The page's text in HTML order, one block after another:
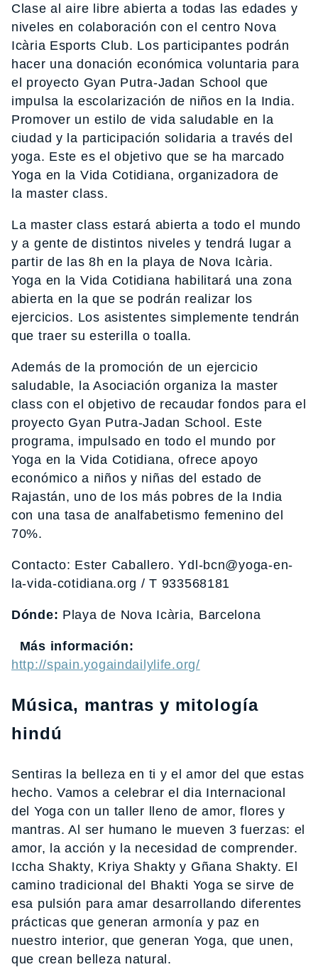
Clase al aire libre abierta a todas las edades y
niveles en colaboración con el centro Nova
Icària Esports Club. Los participantes podrán
hacer una donación económica voluntaria para
el proyecto Gyan Putra-Jadan School que
impulsa la escolarización de niños en la India.
Promover un estilo de vida saludable en la
ciudad y la participación solidaria a través del
yoga. Este es el objetivo que se ha marcado
Yoga en la Vida Cotidiana, organizadora de
la master class.
La master class estará abierta a todo el mundo
y a gente de distintos niveles y tendrá lugar a
partir de las 8h en la playa de Nova Icària.
Yoga en la Vida Cotidiana habilitará una zona
abierta en la que se podrán realizar los
ejercicios. Los asistentes simplemente tendrán
que traer su esterilla o toalla.
Además de la promoción de un ejercicio
saludable, la Asociación organiza la master
class con el objetivo de recaudar fondos para el
proyecto Gyan Putra-Jadan School. Este
programa, impulsado en todo el mundo por
Yoga en la Vida Cotidiana, ofrece apoyo
económico a niños y niñas del estado de
Rajastán, uno de los más pobres de la India
con una tasa de analfabetismo femenino del
70%.
Contacto: Ester Caballero. Ydl-bcn@yoga-en-
la-vida-cotidiana.org / T 933568181
Dónde: Playa de Nova Icària, Barcelona
Más información:
http://spain.yogaindailylife.org/
Música, mantras y mitología
hindú
Sentiras la belleza en ti y el amor del que estas
hecho. Vamos a celebrar el dia Internacional
del Yoga con un taller lleno de amor, flores y
mantras. Al ser humano le mueven 3 fuerzas: el
amor, la acción y la necesidad de comprender.
Iccha Shakty, Kriya Shakty y Gñana Shakty. El
camino tradicional del Bhakti Yoga se sirve de
esa pulsión para amar desarrollando diferentes
prácticas que generan armonía y paz en
nuestro interior, que generan Yoga, que unen,
que crean belleza natural.